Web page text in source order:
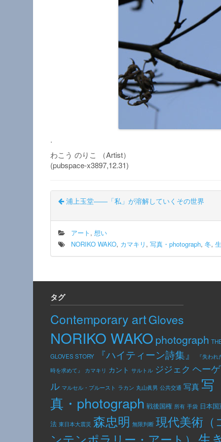
.
わこう のりこ （Artist）
(pubspace-x3897,12.31)
浦上玉堂――「私」が溶解していくその世界
アート , 想い
NORIKO WAKO, カマキリ , 写真・photograph, 冬,
タグ
Contemporary artGloves
NORIKO WAKOphotograph
GLOVES STORY
『ハイティーン詩集』
『失われ
時を求めて』
カマキリ カント サルトル ジジェク ヘーゲ
ル マルセル・プルースト ラカン 丸山眞男 公共交通 写真 写
真・photograph 戦後国権 所有 手袋 日本国
法 東日本大震災 森忠明 無限判断 現代美術（